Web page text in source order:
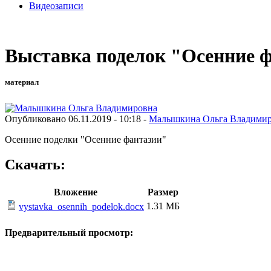
Видеозаписи
Выставка поделок "Осенние
материал
Опубликовано 06.11.2019 - 10:18 - Малышкина Ольга
Осенние поделки "Осенние фантазии"
Скачать:
Вложение
Размер
vystavka_osennih_podelok.docx 1.31 МБ
Предварительный просмотр: